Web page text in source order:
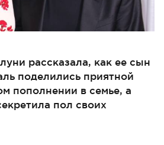
рассказала, как ее сын
поделились приятной
пополнении в семье, а
пол своих